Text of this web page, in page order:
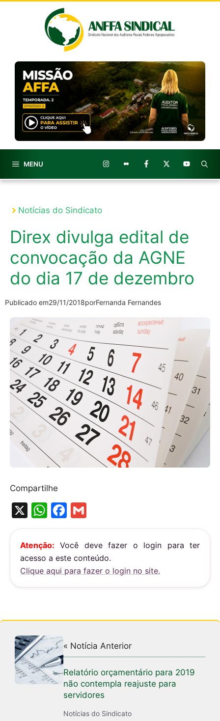
MENU
Notícias do Sindicato
Direx divulga edital de
convocação da AGNE
do dia 17 de dezembro
Publicado em29/11/2018porFernanda Fernandes
Compartilhe
X
W
h
at
s
A
p
F
a
c
e
b
o
k
m
ai
l
Atenção: Você deve fazer o login para ter
acesso a este conteúdo.
Clique aqui para fazer o login no site.
« Notícia Anterior
Relatório orçamentário para 2019
não contempla reajuste para
servidores
Notícias do Sindicato